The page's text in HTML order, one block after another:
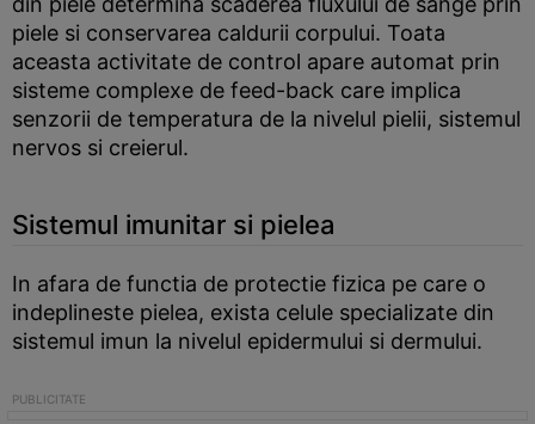
piele si conservarea caldurii corpului. Toata
aceasta activitate de control apare automat prin
sisteme complexe de feed-back care implica
senzorii de temperatura de la nivelul pielii, sistemul
nervos si creierul.
Sistemul imunitar si pielea
In afara de functia de protectie fizica pe care o
indeplineste pielea, exista celule specializate din
sistemul imun la nivelul epidermului si dermului.